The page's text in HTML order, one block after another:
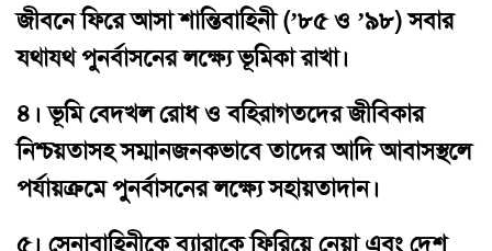
জীবনে ফিরে আসা শান্তিবাহিনী (’৮৫ ও ’৯৮) সবার
যথাযথ পুনর্বাসনের লক্ষ্যে ভূমিকা রাখা।
৪।ভূমি বেদখল রোধ ও বহিরাগতদের জীবিকার
নিশ্চয়তাসহ সম্মানজনকভাবে তাদের আদি আবাসস্থলে
পর্যায়ক্রমে পুনর্বাসনের লক্ষ্যে সহায়তাদান।
৫। সেনাবাহিনীকে ব্যারাকে ফিরিয়ে নেয়া এবং দেশ